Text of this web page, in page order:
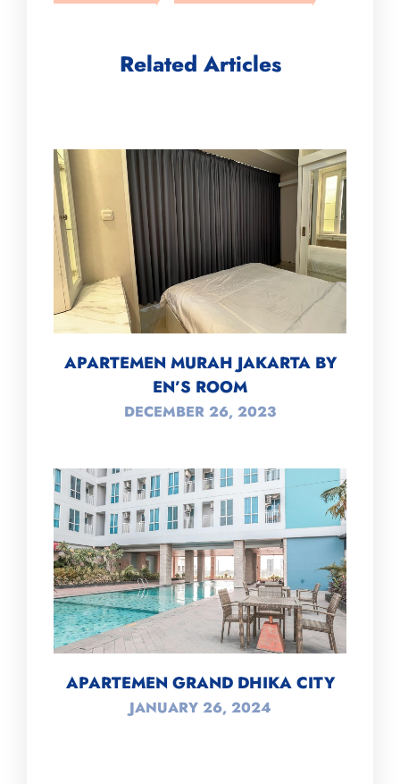
Related Articles
APARTEMEN MURAH JAKARTA BY
EN’S ROOM
DECEMBER 26, 2023
APARTEMEN GRAND DHIKA CITY
JANUARY 26, 2024